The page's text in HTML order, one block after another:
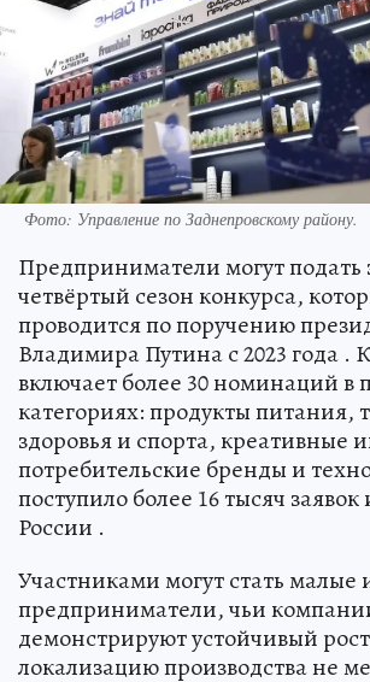
Фото: Управление по Заднепровскому району.
Предприниматели могут подать
четвёртый сезон конкурса,
проводится по поручению
Владимира Путина с 2023 года .
включает более 30 номинаций в
категориях: продукты питания,
здоровья и спорта, креативные
потребительские бренды и
поступило более 16 тысяч заявок
России .
Участниками могут стать малые
предприниматели, чьи
демонстрируют устойчивый
локализацию производства не